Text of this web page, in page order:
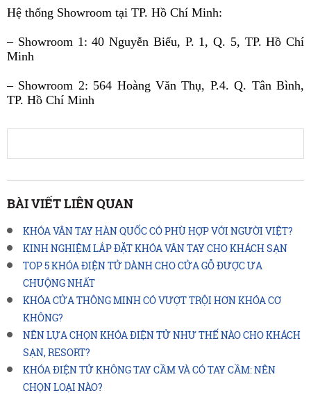
Hệ thống Showroom tại TP. Hồ Chí Minh:
– Showroom 1:40 Nguyễn Biểu, P. 1, Q. 5, TP. Hồ Chí
Minh
– Showroom 2: 564 Hoàng Văn Thụ, P.4. Q. Tân Bình,
TP. Hồ Chí Minh
BÀI VIẾT LIÊN QUAN
KHÓA VÂN TAY HÀN QUỐC CÓ PHÙ HỢP VỚI NGƯỜI VIỆT?
KINH NGHIỆM LẮP ĐẶT KHÓA VÂN TAY CHO KHÁCH SẠN
TOP 5 KHÓA ĐIỆN TỬ DÀNH CHO CỬA GỖ ĐƯỢC ƯA
CHUỘNG NHẤT
KHÓA CỬA THÔNG MINH CÓ VƯỢT TRỘI HƠN KHÓA CƠ
KHÔNG?
NÊN LỰA CHỌN KHÓA ĐIỆN TỬ NHƯ THẾ NÀO CHO KHÁCH
SẠN, RESORT?
KHÓA ĐIỆN TỬ KHÔNG TAY CẦM VÀ CÓ TAY CẦM: NÊN
CHỌN LOẠI NÀO?